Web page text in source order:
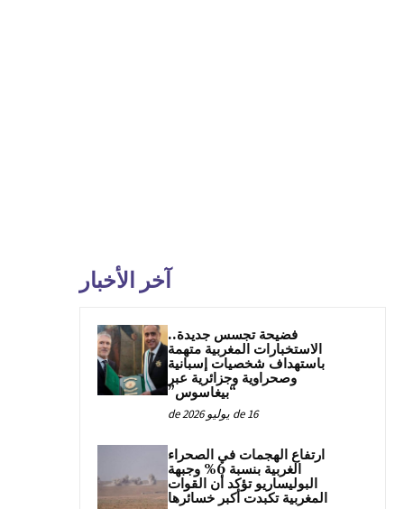
آخر الأخبار
فضيحة تجسس جديدة..
الاستخبارات المغربية متهمة
باستهداف شخصيات إسبانية
وصحراوية وجزائرية عبر
“بيغاسوس”
16 de يوليو de 2026
ارتفاع الهجمات في الصحراء
الغربية بنسبة 6% وجبهة
البوليساريو تؤكد أن القوات
المغربية تكبدت أكبر خسائرها